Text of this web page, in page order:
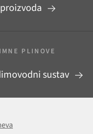
PLINOVE
sustav